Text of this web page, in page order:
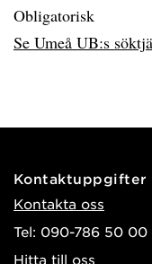
Obligatorisk
Se Umeå UB:s
Kontaktuppgifter
Kontakta oss
Tel: 090-786 50 00
Hitta till oss